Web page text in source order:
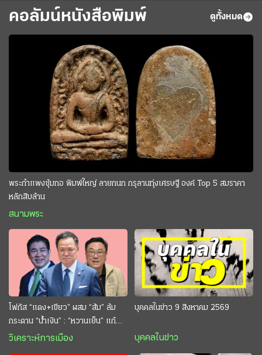
คอลัมน์หนังสือพิมพ์ ดูทั้งหมด
พระกำแพงซุ้มกอ พิมพ์ใหญ่ ลายกนก กรุลานทุ่งเศรษฐี องค์ Top 5 สมราคา
หลักสิบล้าน
สนามพระ
โฟกัส “แดง+เขียว” ผสม “ส้ม” ล้ม
กระดาน “นํ้าเงิน” : “หวานเย็น” แก้
กระหาย “อนุทิน” ดักตีกินสบาย
วิเคราะห์การเมือง
บุคคลในข่าว 9 สิงหาคม 2569
บุคคลในข่าว